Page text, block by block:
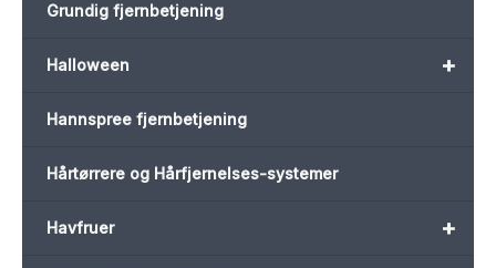
Grundig fjernbetjening
+
Halloween
Hannspree fjernbetjening
Hårtørrere og Hårfjernelses-systemer
+
Havfruer